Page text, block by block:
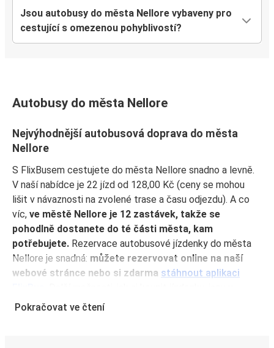
Jsou autobusy do města Nellore vybaveny pro
cestující s omezenou pohyblivostí?
Autobusy do města Nellore
Nejvýhodnější autobusová doprava do města
Nellore
S FlixBusem cestujete do města Nellore snadno a levně.
V naší nabídce je 22 jízd od 128,00 Kč (ceny se mohou
lišit v návaznosti na zvolené trase a času odjezdu). A co
víc, ve městě Nellore je 12 zastávek, takže se
pohodlně dostanete do té části města, kam
potřebujete. Rezervace autobusové jízdenky do města
Nellore je snadná: můžete rezervovat online na naší
webové stránce nebo si zdarma stáhnout aplikaci
jednom z našich prodejních míst nebo přímo před
Pokračovat ve čtení